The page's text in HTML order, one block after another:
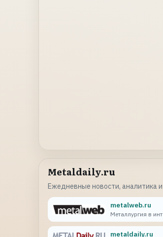
Metaldaily.ru
Ежедневные новости, аналитика
metalweb.ru
Металлургия в
metaldaily.ru